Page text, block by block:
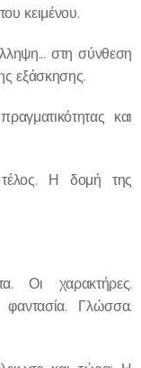
κειμένου.
στη σύνθεση
εξάσκησης.
και
Η δομή της
Οι χαρακτήρες.
φαντασία. Γλώσσα.